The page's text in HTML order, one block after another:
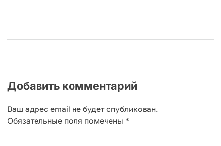
Добавить комментарий
Ваш адрес email не будет опубликован.
Обязательные поля помечены *